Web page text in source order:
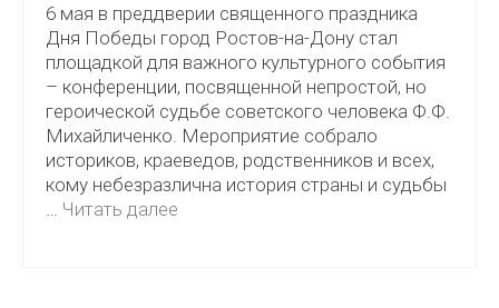
6 мая в преддверии священного праздника
Дня Победы город Ростов-на-Дону стал
площадкой для важного культурного события
– конференции, посвященной непростой, но
героической судьбе советского человека Ф.Ф.
Михайличенко. Мероприятие собрало
историков, краеведов, родственников и всех,
кому небезразлична история страны и судьбы
Читать далее